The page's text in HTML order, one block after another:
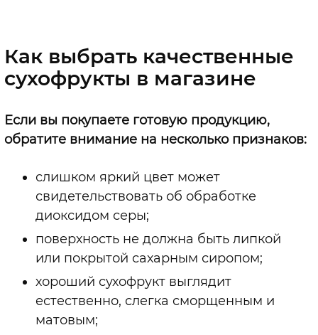
Как выбрать качественные
сухофрукты в магазине
Если вы покупаете готовую продукцию,
обратите внимание на несколько признаков:
слишком яркий цвет может
свидетельствовать об обработке
диоксидом серы;
поверхность не должна быть липкой
или покрытой сахарным сиропом;
хороший сухофрукт выглядит
естественно, слегка сморщенным и
матовым;